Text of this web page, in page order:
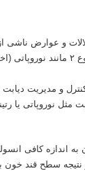
و عوارض
اجازه ندهید عوارض ناشی از
نوروپاتی یا
نوع ۲ هستید؛ بدنتان به
سطح قند خون